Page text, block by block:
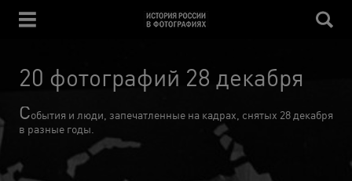
20 фотографий 28 декабря
События и люди, запечатленные на кадрах, снятых 28 декабря
в разные годы.